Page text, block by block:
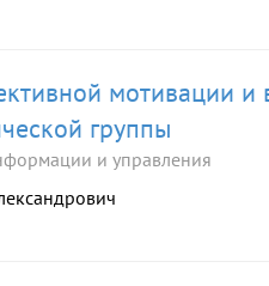
мотивации
группы
и управления